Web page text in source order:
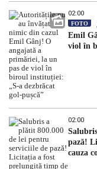
02:00
FOTO
Emil
viol în
02:00
pază!
cauza